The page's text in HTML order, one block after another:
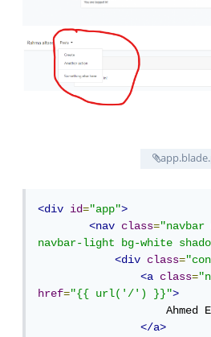
<div id="app">
<nav
class="navbar
navbar-light bg-white
<div
class=
<a
class=
href="{{ url('/') }}">
Ahmed
</a>